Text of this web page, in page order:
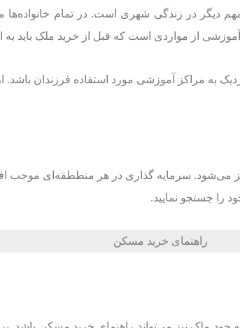
دیگر در زندگی شهری است. در تمام خانواده‌ها
از مواردی است که قبل از خرید ملک باید
به مراکز آموزشی مورد استفاده فرزندان
می‌شود. سرمایه گذاری در هر منططقه‌ای
را جستجو نمایید.